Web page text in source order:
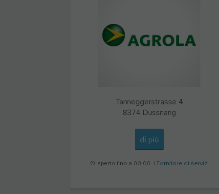
Tanneggerstrasse 4
8374 Dussnang
di più
aperto fino a 00:00 | Fornitore di servizi